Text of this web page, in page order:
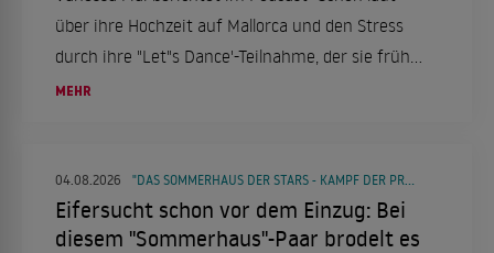
über ihre Hochzeit auf Mallorca und den Stress
durch ihre "Let"s Dance'-Teilnahme, der sie früh
ins Bett trieb.
MEHR
04.08.2026
Eifersucht schon vor dem Einzug: Bei
diesem "Sommerhaus"-Paar brodelt es